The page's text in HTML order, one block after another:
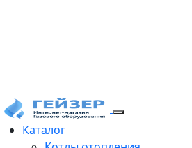
Каталог